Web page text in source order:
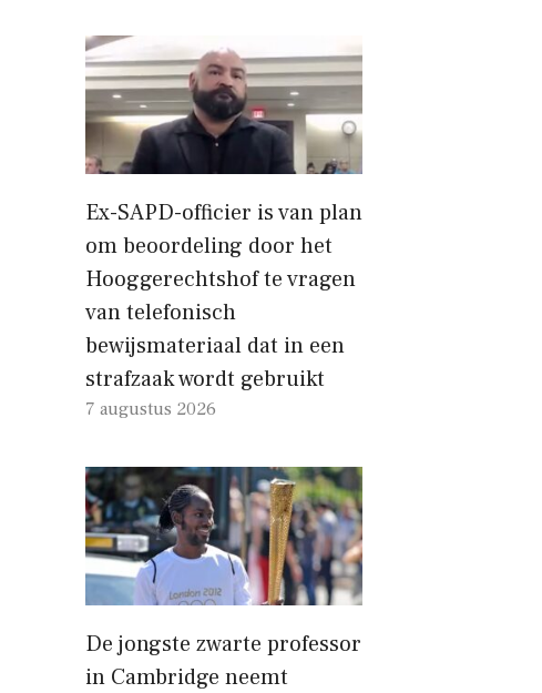
Ex-SAPD-officier is van plan
om beoordeling door het
Hooggerechtshof te vragen
van telefonisch
bewijsmateriaal dat in een
strafzaak wordt gebruikt
7 augustus 2026
De jongste zwarte professor
in Cambridge neemt